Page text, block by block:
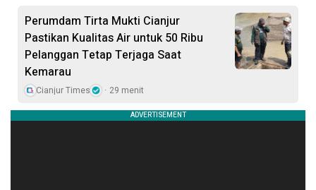
Perumdam Tirta Mukti Cianjur
Pastikan Kualitas Air untuk 50 Ribu
Pelanggan Tetap Terjaga Saat
Kemarau
Cianjur Times 29 menit